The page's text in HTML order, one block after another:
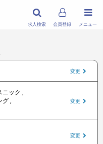
メニュー
求人検索 会員登録
変更
中華・アジアン・エスニック ,
レストラン・ダイニング ,
変更
変更